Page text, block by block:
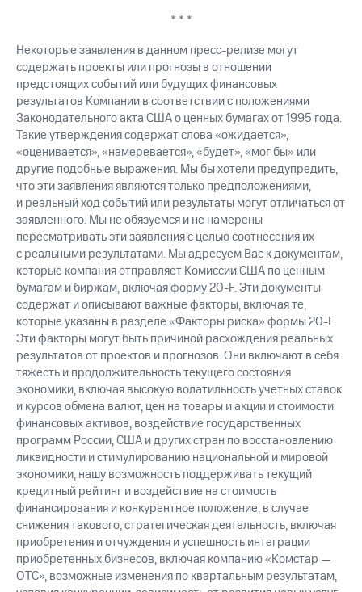
* * *
Некоторые заявления в данном пресс-релизе могут
содержать проекты или прогнозы в отношении
предстоящих событий или будущих финансовых
результатов Компании в соответствии с положениями
Законодательного акта США о ценных бумагах от 1995 года.
Такие утверждения содержат слова «ожидается»,
«оценивается», «намеревается», «будет», «мог бы» или
другие подобные выражения. Мы бы хотели предупредить,
что эти заявления являются только предположениями,
и реальный ход событий или результаты могут отличаться от
заявленного. Мы не обязуемся и не намерены
пересматривать эти заявления с целью соотнесения их
с реальными результатами. Мы адресуем Вас к документам,
которые компания отправляет Комиссии США по ценным
бумагам и биржам, включая форму20-F.Эти документы
содержат и описывают важные факторы, включая те,
которые указаны в разделе «Факторы риска» формы20-F.
Эти факторы могут быть причиной расхождения реальных
результатов от проектов и прогнозов. Они включают в себя:
тяжесть и продолжительность текущего состояния
экономики, включая высокую волатильность учетных ставок
и курсов обмена валют, цен на товары и акции и стоимости
финансовых активов, воздействие государственных
программ России, США и других стран по восстановлению
ликвидности и стимулированию национальной и мировой
экономики, нашу возможность поддерживать текущий
кредитный рейтинг и воздействие на стоимость
финансирования и конкурентное положение, в случае
снижения такового, стратегическая деятельность, включая
приобретения и отчуждения и успешность интеграции
приобретенных бизнесов, включая компанию «Комстар —
ОТС», возможные изменения по квартальным результатам,